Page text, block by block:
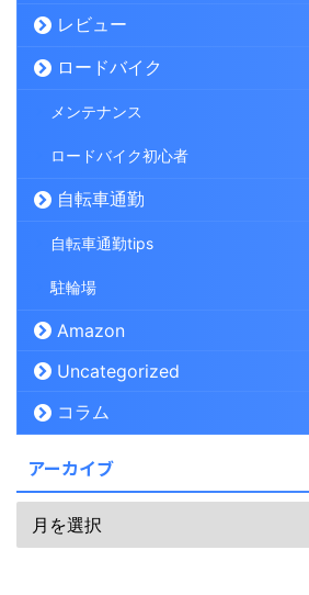
レビュー
ロードバイク
メンテナンス
ロードバイク初心者
自転車通勤
自転車通勤tips
駐輪場
Amazon
Uncategorized
コラム
アーカイブ